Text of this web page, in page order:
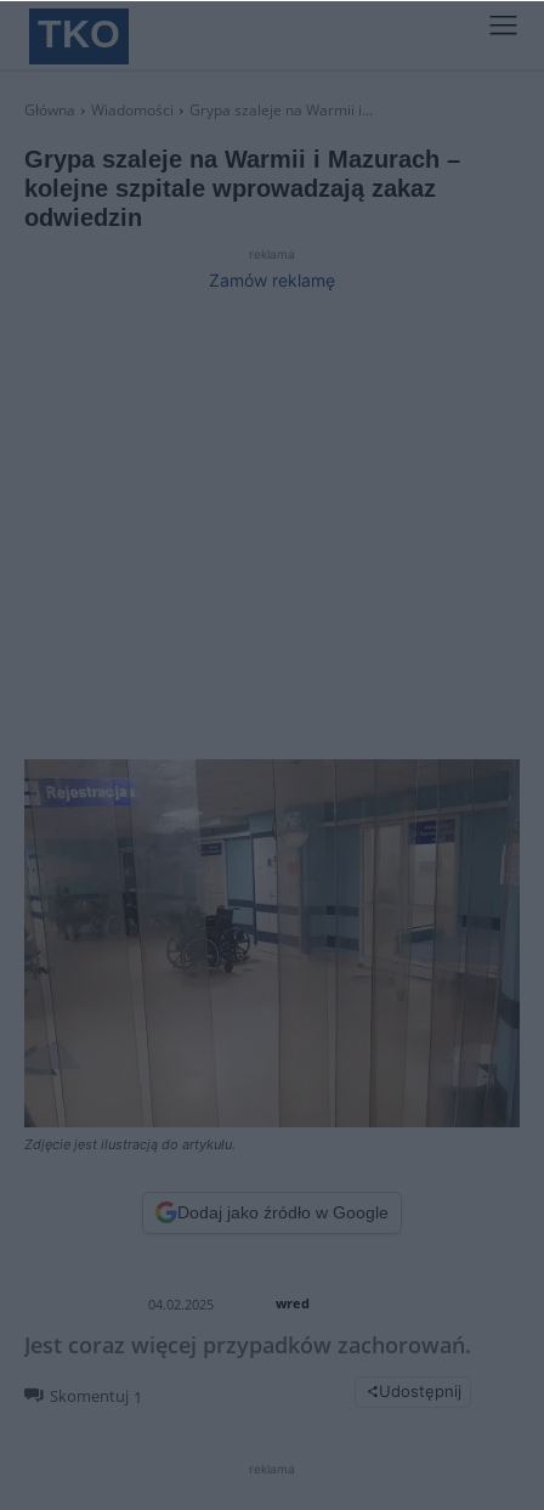
TKO
Główna Wiadomości Grypa szaleje na Warmii i...
Grypa szaleje na Warmii i Mazurach –
kolejne szpitale wprowadzają zakaz
odwiedzin
reklama
Zamów reklamę
Zdjęcie jest ilustracją do artykułu.
Dodaj jako źródło w Google
04.02.2025 wred
Jest coraz więcej przypadków zachorowań.
Skomentuj 1 Udostępnij
reklama